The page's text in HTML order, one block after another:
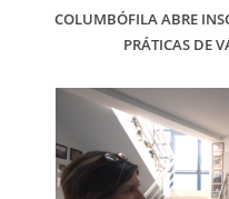
COLUMBÓFILA ABRE
PRÁTICAS DE